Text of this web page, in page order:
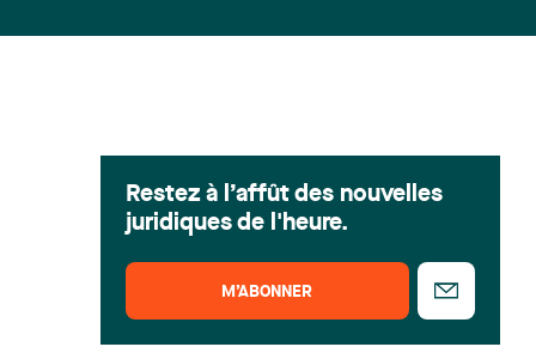
Restez à l’affût des nouvelles
juridiques de l'heure.
M’ABONNER